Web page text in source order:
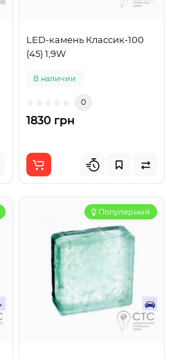
LED-камень Классик-100
(45) 1,9W
В наличии
0
1830 грн
Популярный